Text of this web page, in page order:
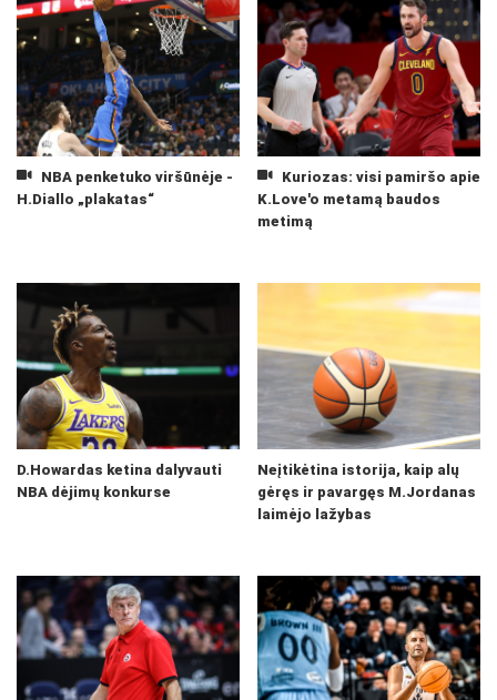
NBA penketuko viršūnėje -
H.Diallo „plakatas“
Kuriozas: visi pamiršo apie
K.Love'o metamą baudos
metimą
D.Howardas ketina dalyvauti
NBA dėjimų konkurse
Neįtikėtina istorija, kaip alų
gėręs ir pavargęs M.Jordanas
laimėjo lažybas